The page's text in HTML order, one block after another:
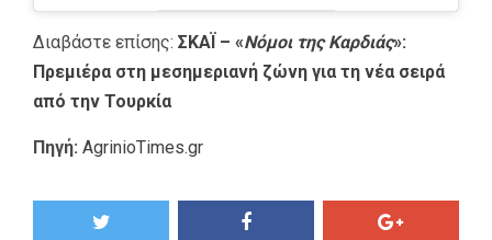
Διαβάστε επίσης: ΣΚΑΪ – «Νόμοι της Καρδιάς»:
Πρεμιέρα στη μεσημεριανή ζώνη για τη νέα σειρά
από την Τουρκία
Πηγή: AgrinioTimes.gr